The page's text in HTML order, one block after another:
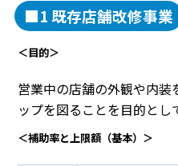
■1 既存店舗改修事業
＜目的＞
営業中の店舗の外観や内
ップを図ることを目的とし
＜補助率と上限額（基本）＞